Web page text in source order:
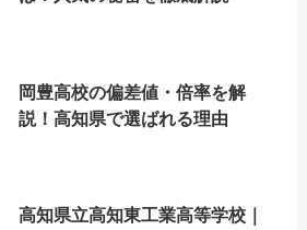
岡豊高校の偏差値・倍率を解
説！高知県で選ばれる理由
高知県立高知東工業高等学校｜